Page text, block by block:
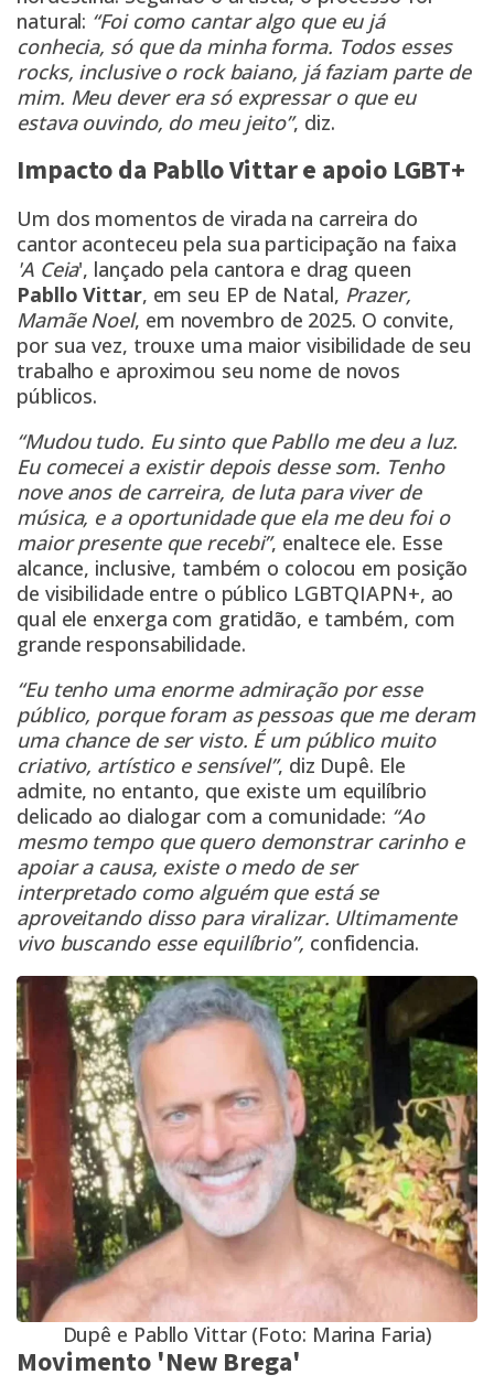
natural: “Foi como cantar algo que eu já
conhecia, só que da minha forma. Todos esses
rocks, inclusive o rock baiano, já faziam parte de
mim. Meu dever era só expressar o que eu
estava ouvindo, do meu jeito”, diz.
Impacto da Pabllo Vittar e apoio LGBT+
Um dos momentos de virada na carreira do
cantor aconteceu pela sua participação na faixa
'A Ceia', lançado pela cantora e drag queen
Pabllo Vittar, em seu EP de Natal, Prazer,
Mamãe Noel, em novembro de 2025. O convite,
por sua vez, trouxe uma maior visibilidade de seu
trabalho e aproximou seu nome de novos
públicos.
“Mudou tudo. Eu sinto que Pabllo me deu a luz.
Eu comecei a existir depois desse som. Tenho
nove anos de carreira, de luta para viver de
música, e a oportunidade que ela me deu foi o
maior presente que recebi”, enaltece ele. Esse
alcance, inclusive, também o colocou em posição
de visibilidade entre o público LGBTQIAPN+, ao
qual ele enxerga com gratidão, e também, com
grande responsabilidade.
“Eu tenho uma enorme admiração por esse
público, porque foram as pessoas que me deram
uma chance de ser visto. É um público muito
criativo, artístico e sensível”, diz Dupê. Ele
admite, no entanto, que existe um equilíbrio
delicado ao dialogar com a comunidade: “Ao
mesmo tempo que quero demonstrar carinho e
apoiar a causa, existe o medo de ser
interpretado como alguém que está se
aproveitando disso para viralizar. Ultimamente
vivo buscando esse equilíbrio”, confidencia.
Dupê e Pabllo Vittar (Foto: Marina Faria)
Movimento 'New Brega'